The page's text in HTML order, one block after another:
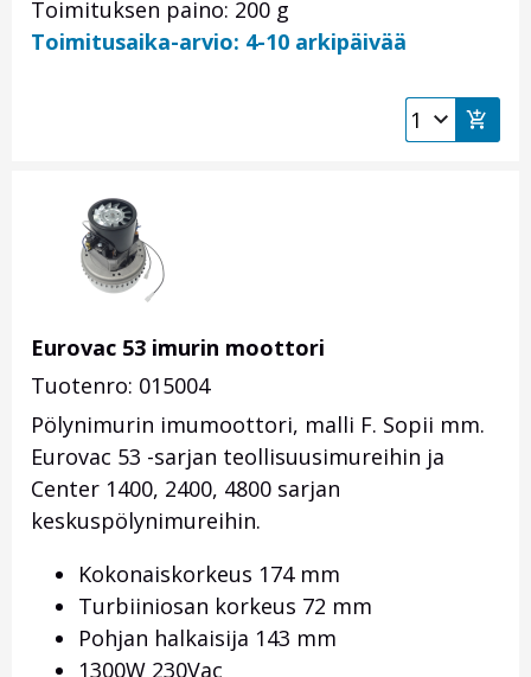
Toimituksen paino: 200 g
Toimitusaika-arvio: 4-10 arkipäivää
Eurovac 53 imurin moottori
Tuotenro: 015004
Pölynimurin imumoottori, malli F. Sopii mm.
Eurovac 53 -sarjan teollisuusimureihin ja
Center 1400, 2400, 4800 sarjan
keskuspölynimureihin.
Kokonaiskorkeus 174 mm
Turbiiniosan korkeus 72 mm
Pohjan halkaisija 143 mm
1300W 230Vac